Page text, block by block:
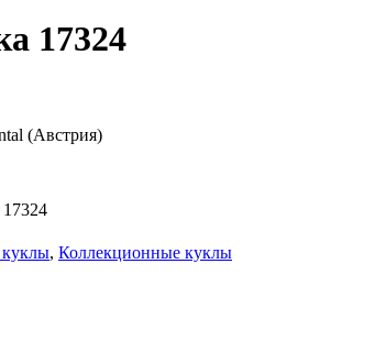
17324
(Австрия)
, Коллекционные куклы